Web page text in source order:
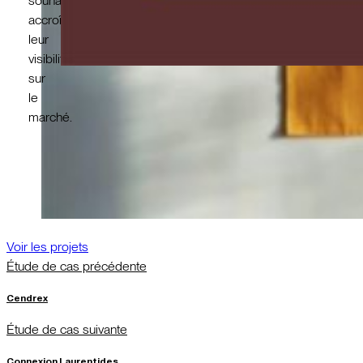
accroître
leur
visibilité
sur
le
marché.
Voir les projets
Étude de cas précédente
Cendrex
Étude de cas suivante